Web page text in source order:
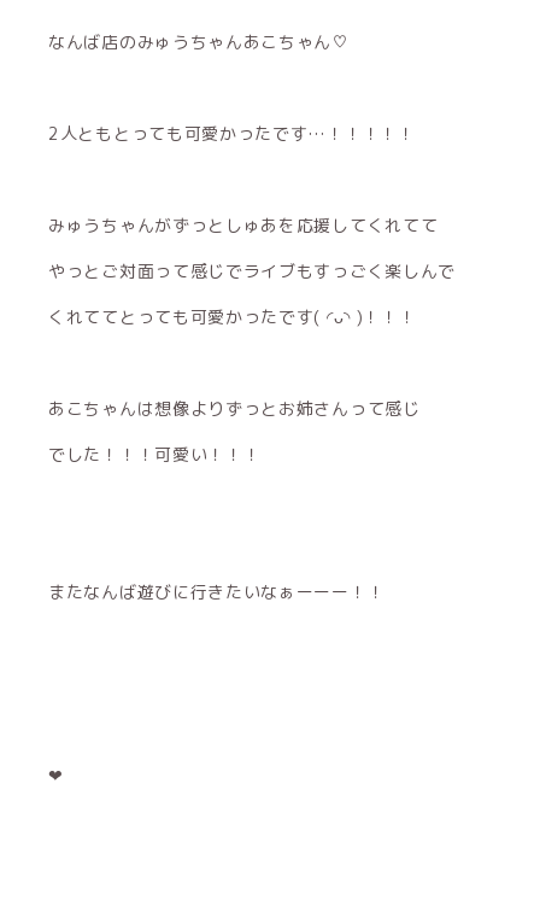
なんば店のみゅうちゃんあこちゃん♡
2人ともとっても可愛かったです…！！！！！
みゅうちゃんがずっとしゅあを応援してくれてて
やっとご対面って感じでライブもすっごく楽しんで
くれててとっても可愛かったです( ◜ᴗ◝ )！！！
あこちゃんは想像よりずっとお姉さんって感じ
でした！！！可愛い！！！
またなんば遊びに行きたいなぁーーー！！
❤︎